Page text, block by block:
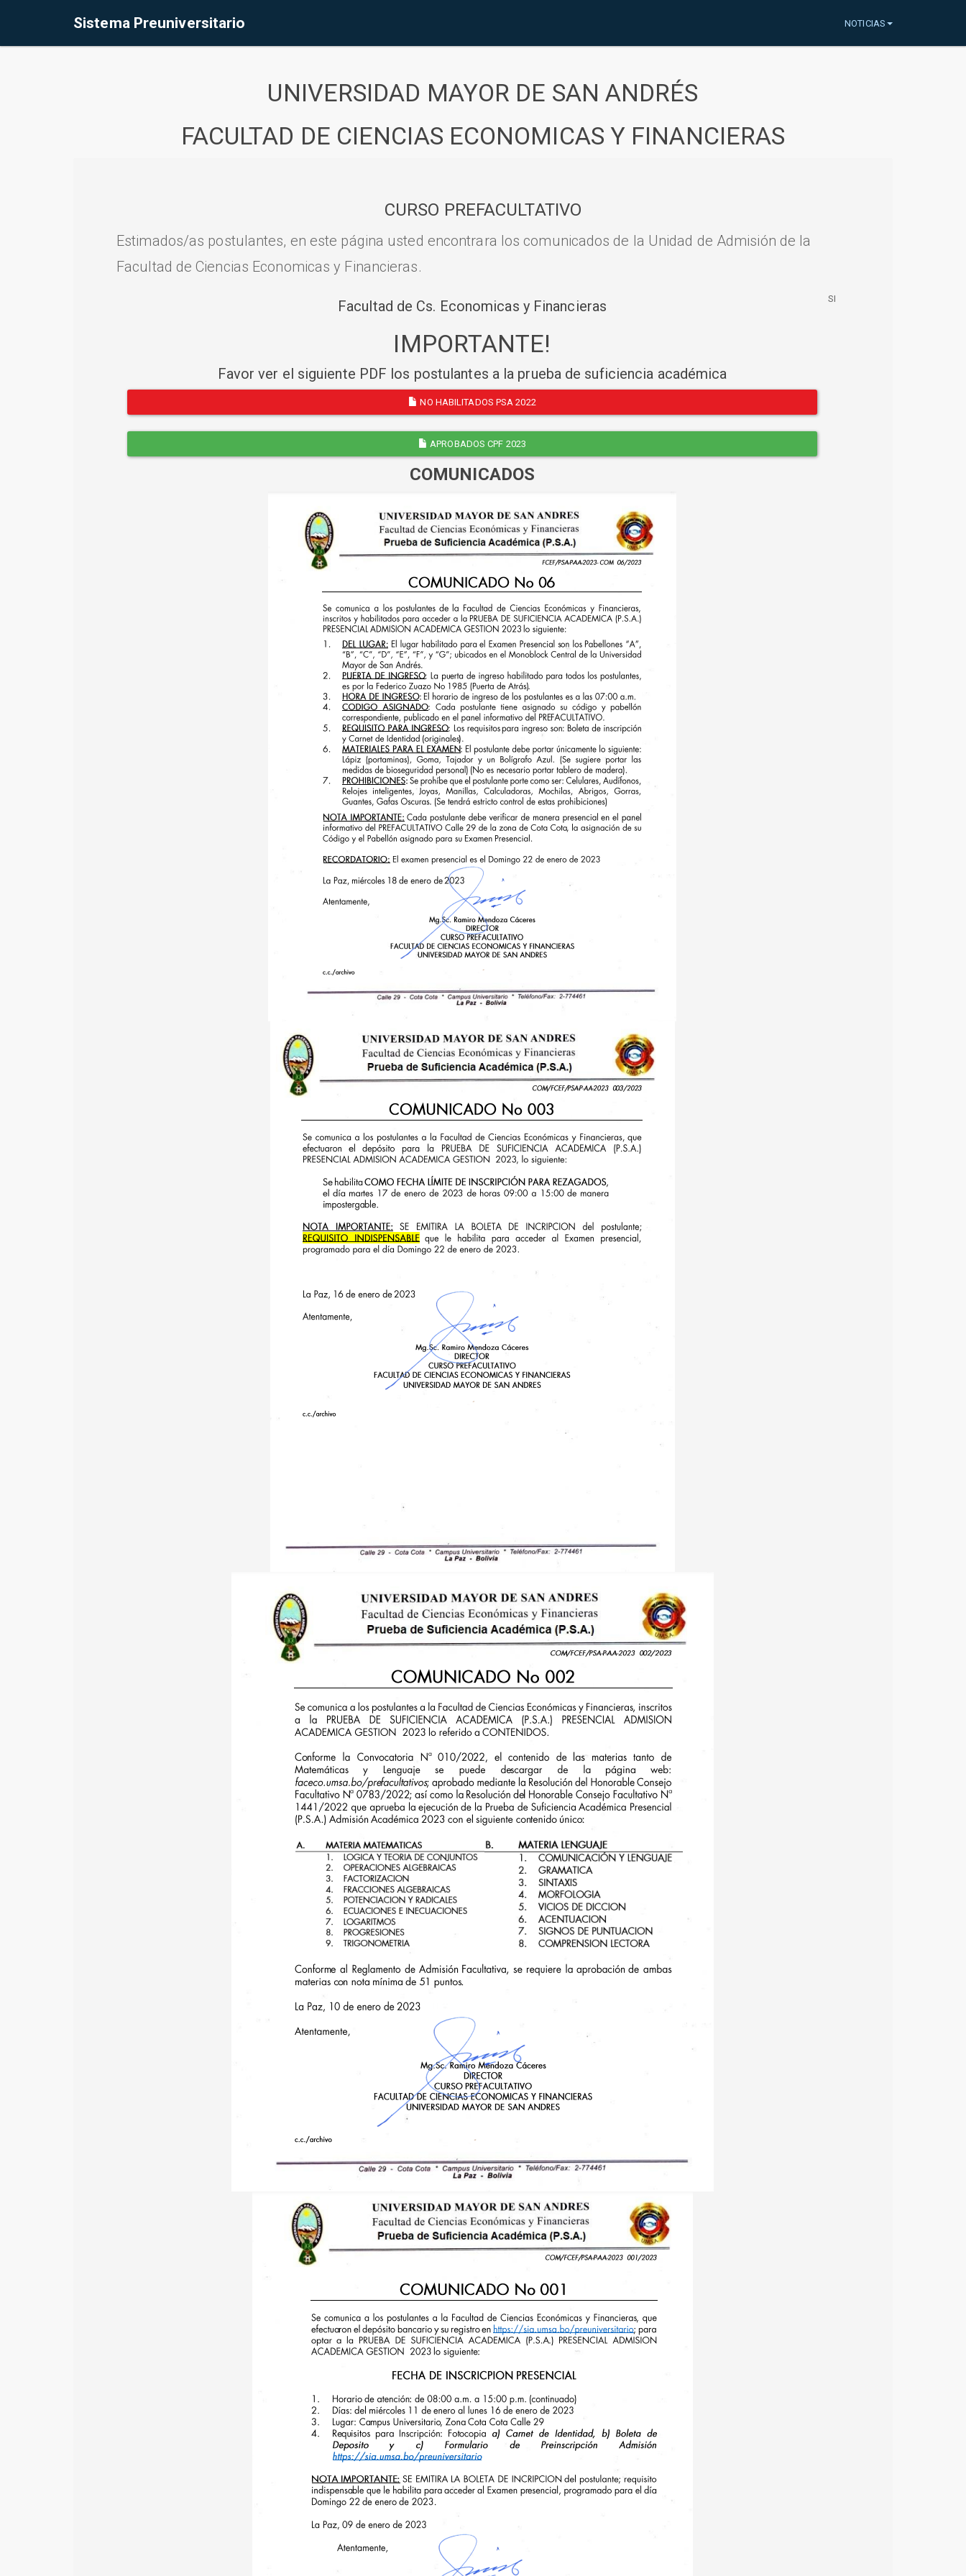
Sistema Preuniversitario NOTICIAS
UNIVERSIDAD MAYOR DE SAN ANDRÉS
FACULTAD DE CIENCIAS ECONOMICAS Y FINANCIERAS
CURSO PREFACULTATIVO
Estimados/as postulantes, en este página usted encontrara los comunicados de la Unidad de Admisión de la
Facultad de Ciencias Economicas y Financieras.
Facultad de Cs. Economicas y Financieras
IMPORTANTE!
Favor ver el siguiente PDF los postulantes a la prueba de suficiencia académica
NO HABILITADOS PSA 2022
APROBADOS CPF 2023
COMUNICADOS
SI